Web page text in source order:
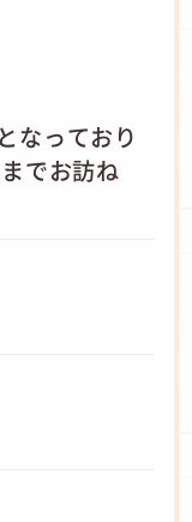
なっており
でお訪ね